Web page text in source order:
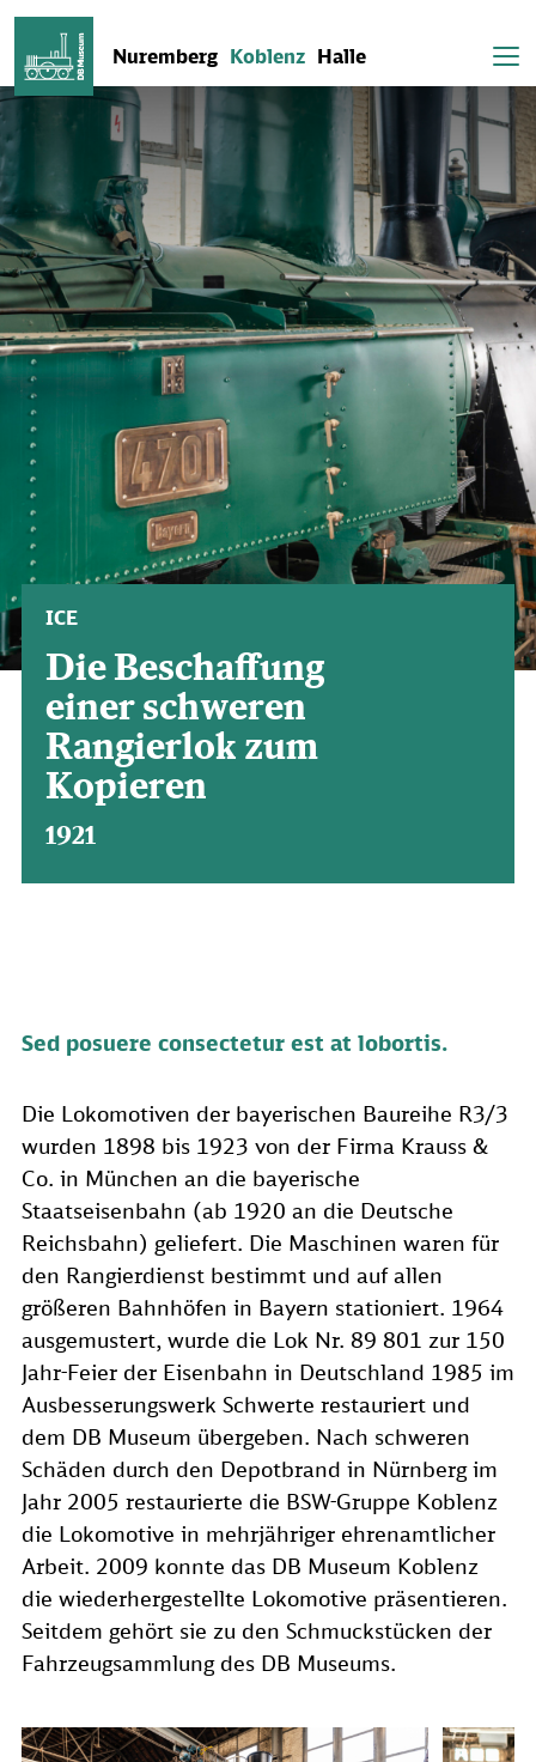
Nuremberg Koblenz Halle
ICE
Die Beschaffung
einer schweren
Rangierlok zum
Kopieren
1921
Sed posuere consectetur est at lobortis.
Die Lokomotiven der bayerischen Baureihe R3/3
wurden 1898 bis 1923 von der Firma Krauss &
Co. in München an die bayerische
Staatseisenbahn (ab 1920 an die Deutsche
Reichsbahn) geliefert. Die Maschinen waren für
den Rangierdienst bestimmt und auf allen
größeren Bahnhöfen in Bayern stationiert. 1964
ausgemustert, wurde die Lok Nr. 89 801 zur 150
Jahr-Feier der Eisenbahn in Deutschland 1985 im
Ausbesserungswerk Schwerte restauriert und
dem DB Museum übergeben. Nach schweren
Schäden durch den Depotbrand in Nürnberg im
Jahr 2005 restaurierte die BSW-Gruppe Koblenz
die Lokomotive in mehrjähriger ehrenamtlicher
Arbeit. 2009 konnte das DB Museum Koblenz
die wiederhergestellte Lokomotive präsentieren.
Seitdem gehört sie zu den Schmuckstücken der
Fahrzeugsammlung des DB Museums.